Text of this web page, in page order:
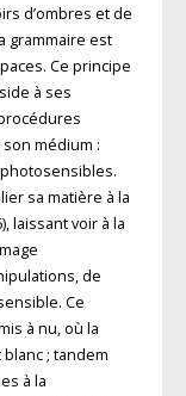
d’ombres et de
grammaire est
Ce principe
à ses
médium :
sa matière à la
laissant voir à la
de
Ce
à nu, où la
; tandem
à la